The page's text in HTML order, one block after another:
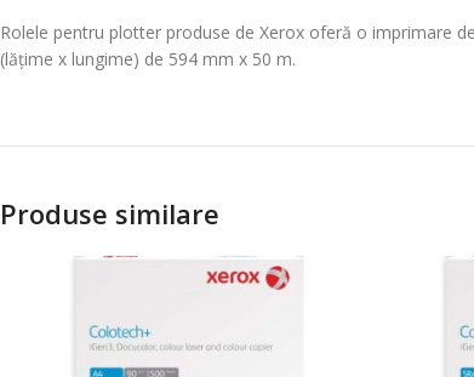
Rolele pentru plotter produse de Xerox oferă o imprimare
(lățime x lungime) de 594 mm x 50 m.
Produse similare